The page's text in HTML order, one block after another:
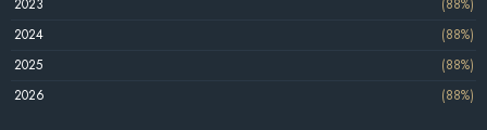
2023
(88%)
2024
(88%)
2025
(88%)
2026
(88%)